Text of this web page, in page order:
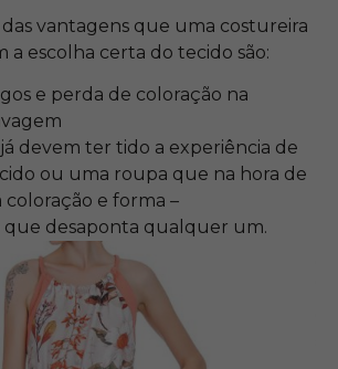
das vantagens que uma costureira
a escolha certa do tecido são:
e perda de coloração na
já devem ter tido a experiência de
ou uma roupa que na hora de
coloração e forma –
desaponta qualquer um.